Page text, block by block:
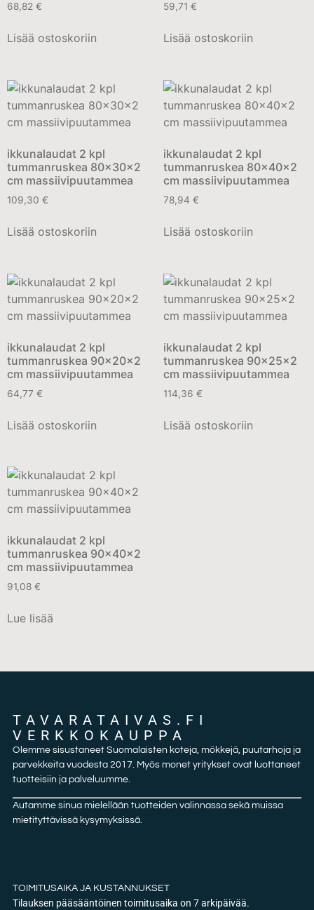
68,82 €
Lisää ostoskoriin
59,71 €
Lisää ostoskoriin
ikkunalaudat 2 kpl
tummanruskea 80x30x2
cm massiivipuutammea
109,30 €
Lisää ostoskoriin
ikkunalaudat 2 kpl
tummanruskea 80x40x2
cm massiivipuutammea
78,94 €
Lisää ostoskoriin
ikkunalaudat 2 kpl
tummanruskea 90x20x2
cm massiivipuutammea
64,77 €
Lisää ostoskoriin
ikkunalaudat 2 kpl
tummanruskea 90x25x2
cm massiivipuutammea
114,36 €
Lisää ostoskoriin
ikkunalaudat 2 kpl
tummanruskea 90x40x2
cm massiivipuutammea
91,08 €
Lue lisää
TAVARATAIVAS.FI
VERKKOKAUPPA
Olemme sisustaneet Suomalaisten koteja, mökkejä, puutarhoja ja
parvekkeita vuodesta 2017. Myös monet yritykset ovat luottaneet
tuotteisiin ja palveluumme.
Autamme sinua mielellään tuotteiden valinnassa sekä muissa
mietityttävissä kysymyksissä.
TOIMITUSAIKA JA KUSTANNUKSET
Tilauksen pääsääntöinen toimitusaika on 7 arkipäivää.